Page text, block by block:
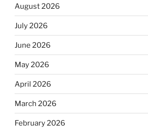
August 2026
July 2026
June 2026
May 2026
April 2026
March 2026
February 2026